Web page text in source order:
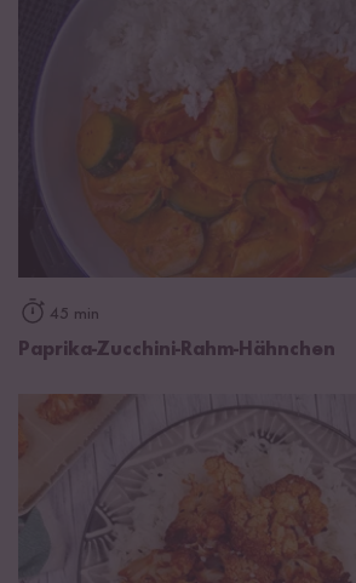
45 min
Paprika-Zucchini-Rahm-Hähnchen